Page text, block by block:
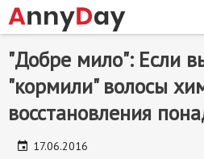
основному
содержанию
"Добре мило": Если
"кормили" волосы
восстановления
17.06.2016